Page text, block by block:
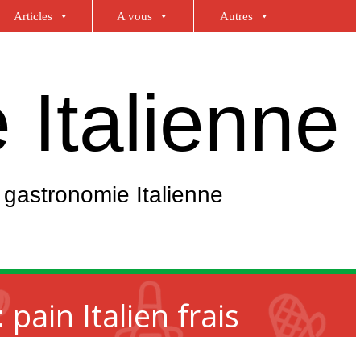
Articles A vous Autres
Italienne
Italienne
pain Italien frais